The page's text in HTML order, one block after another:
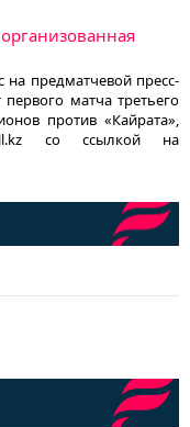
на предматчевой пресс-
матча третьего
против «Кайрата»,
со ссылкой на